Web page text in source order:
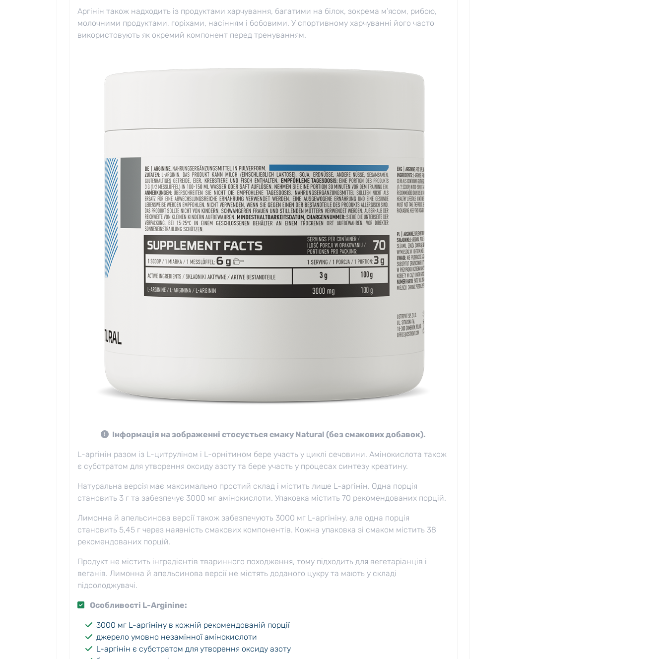
Аргінін також надходить із продуктами харчування, багатими на білок, зокрема м’ясом, рибою,
молочними продуктами, горіхами, насінням і бобовими. У спортивному харчуванні його часто
використовують як окремий компонент перед тренуванням.
Інформація на зображенні стосується смаку Natural (без смакових добавок).
L-аргінін разом із L-цитруліном і L-орнітином бере участь у циклі сечовини. Амінокислота також
є субстратом для утворення оксиду азоту та бере участь у процесах синтезу креатину.
Натуральна версія має максимально простий склад і містить лише L-аргінін. Одна порція
становить 3 г та забезпечує 3000 мг амінокислоти. Упаковка містить 70 рекомендованих порцій.
Лимонна й апельсинова версії також забезпечують 3000 мг L-аргініну, але одна порція
становить 5,45 г через наявність смакових компонентів. Кожна упаковка зі смаком містить 38
рекомендованих порцій.
Продукт не містить інгредієнтів тваринного походження, тому підходить для вегетаріанців і
веганів. Лимонна й апельсинова версії не містять доданого цукру та мають у складі
підсолоджувачі.
Особливості L-Arginine:
3000 мг L-аргініну в кожній рекомендованій порції
джерело умовно незамінної амінокислоти
L-аргінін є субстратом для утворення оксиду азоту